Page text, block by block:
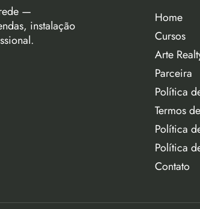
—
instalação
Home
Cursos
Arte
Parceira
Política
Termos
Política
Política
Contato